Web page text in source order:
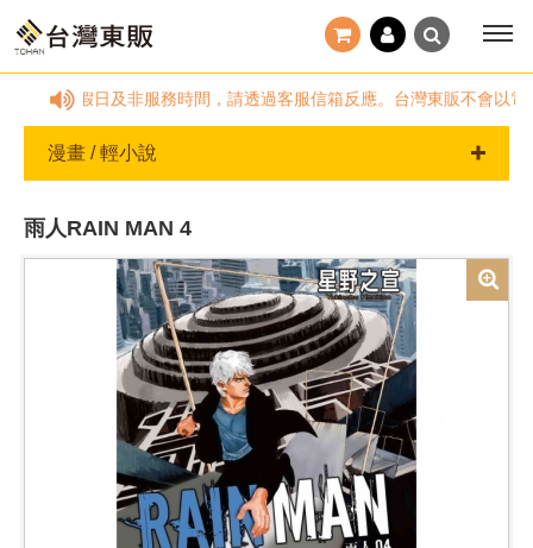
定假日及非服務時間，請透過客服信箱反應。台灣東販不會以電話
漫畫 / 輕小說
雨人RAIN MAN 4